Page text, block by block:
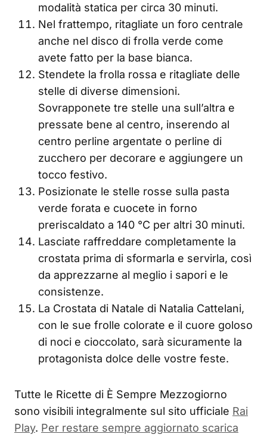
modalità statica per circa 30 minuti.
Nel frattempo, ritagliate un foro centrale
anche nel disco di frolla verde come
avete fatto per la base bianca.
Stendete la frolla rossa e ritagliate delle
stelle di diverse dimensioni.
Sovrapponete tre stelle una sull’altra e
pressate bene al centro, inserendo al
centro perline argentate o perline di
zucchero per decorare e aggiungere un
tocco festivo.
Posizionate le stelle rosse sulla pasta
verde forata e cuocete in forno
preriscaldato a 140 °C per altri 30 minuti.
Lasciate raffreddare completamente la
crostata prima di sformarla e servirla, così
da apprezzarne al meglio i sapori e le
consistenze.
La Crostata di Natale di Natalia Cattelani,
con le sue frolle colorate e il cuore goloso
di noci e cioccolato, sarà sicuramente la
protagonista dolce delle vostre feste.
Tutte le Ricette di È Sempre Mezzogiorno
sono visibili integralmente sul sito ufficiale Rai
Play. Per restare sempre aggiornato scarica